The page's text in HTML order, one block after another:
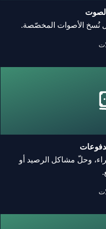
نُسخ الأصوات المخصّصة.
وحلّ مشاكل الرصيد أو